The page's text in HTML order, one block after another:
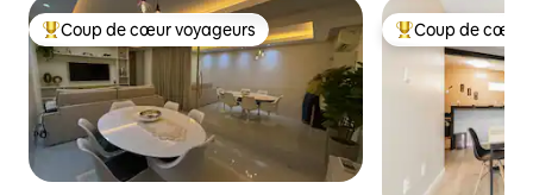
Coups de cœur voyageurs les plus appréciés
Coup de cœur voyageurs Coups de cœur
Coup de cœur